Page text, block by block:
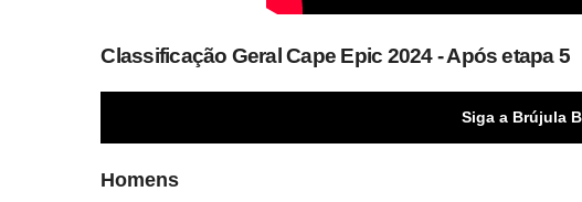
Classificação Geral Cape Epic 2024 - Após etapa 5
Siga a Brújula
Homens